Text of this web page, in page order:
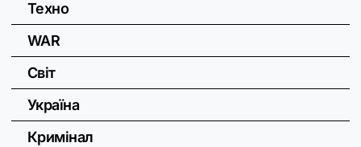
Техно
WAR
Світ
Україна
Кримінал